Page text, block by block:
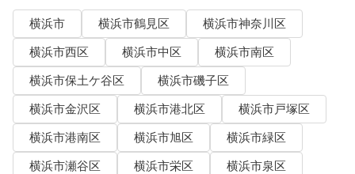
横浜市 横浜市鶴見区
横浜市神奈川区
横浜市西区
横浜市中区
横浜市南区
横浜市保土ケ谷区
横浜市磯子区
横浜市金沢区
横浜市港北区
横浜市戸塚区
横浜市港南区
横浜市旭区
横浜市緑区
横浜市瀬谷区
横浜市栄区
横浜市泉区